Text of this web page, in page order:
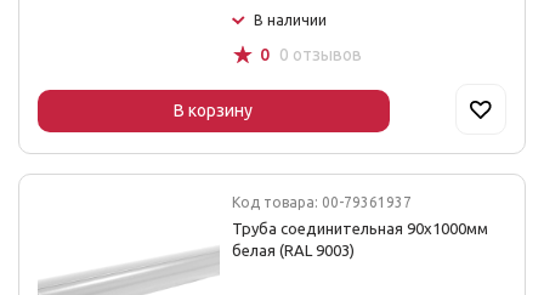
В наличии
☆ 0 0 отзывов
В корзину
Код товара: 00-79361937
Труба соединительная 90х1000мм
белая (RAL 9003)